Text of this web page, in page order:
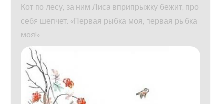
Кот по лесу, за ним Лиса вприпрыжку бежит, про
себя шепчет: «Первая рыбка моя, первая рыбка
моя!»